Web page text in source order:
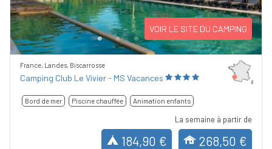
VOIR LE SITE DU CAMPING
France, Landes, Biscarrosse
Camping Club Le Vivier - MS Vacances
Bord de mer Piscine chauffée Animation enfants
La semaine à partir de
184,90 € 268,50 €